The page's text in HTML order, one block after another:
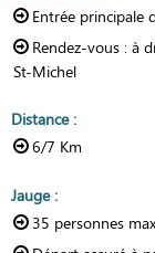
Entrée principale
Rendez-vous : à
St-Michel
Distance:
6/7 Km
Jauge:
35 personnes max.